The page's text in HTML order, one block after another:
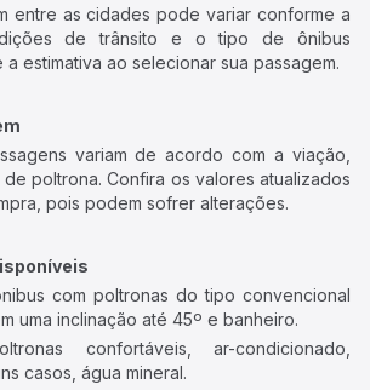
entre as cidades pode variar conforme a
de trânsito e o tipo de ônibus
estimativa ao selecionar sua passagem.
variam de acordo com a viação,
poltrona. Confira os valores atualizados
pois podem sofrer alterações.
com poltronas do tipo convencional
uma inclinação até 45º e banheiro.
confortáveis, ar-condicionado,
casos, água mineral.